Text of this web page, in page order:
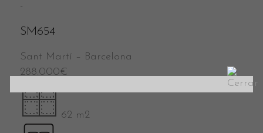
-
SM654
Sant Martí – Barcelona
288.000€
62 m2